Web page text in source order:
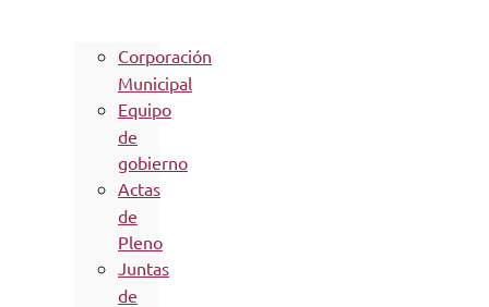
Corporación
Municipal
Equipo
de
gobierno
Actas
de
Pleno
Juntas
de